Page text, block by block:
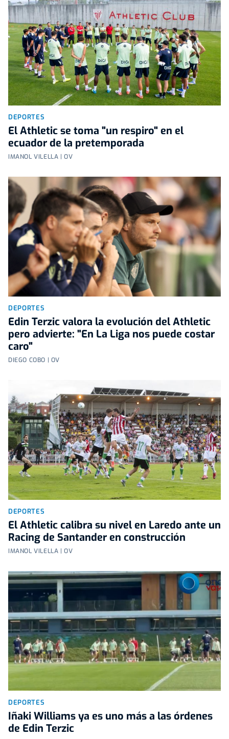
DEPORTES
El Athletic se toma "un respiro" en el
ecuador de la pretemporada
IMANOL VILELLA | OV
DEPORTES
Edin Terzic valora la evolución del Athletic
pero advierte: "En La Liga nos puede costar
caro"
DIEGO COBO | OV
DEPORTES
El Athletic calibra su nivel en Laredo ante un
Racing de Santander en construcción
IMANOL VILELLA | OV
DEPORTES
Iñaki Williams ya es uno más a las órdenes
de Edin Terzic